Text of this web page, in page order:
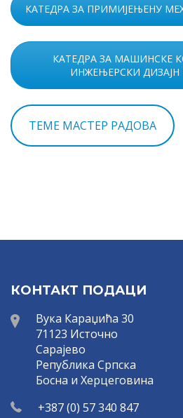
КАТЕДРА ЗА ПРИМИЈЕЊЕНУ
КАТЕДРА ЗА МАШИНСКЕ
ИНЖЕЊЕРСКИ
ТЕМЕ МАСТЕР РАДОВА
КОНТАКТ ПОДАЦИ
Вука Караџића 30
71123 Источно
Сарајево
Република Српска
Босна и Херцеговина
+387 (0) 57 340 847